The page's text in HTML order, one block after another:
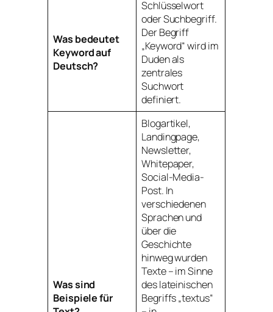
Was bedeutet
Keyword auf
Deutsch?
Schlüsselwort
oder Suchbegriff.
Der Begriff
„Keyword“ wird im
Duden als
zentrales
Suchwort
definiert.
Was sind
Beispiele für
Blogartikel,
Landingpage,
Newsletter,
Whitepaper,
Social-Media-
Post. In
verschiedenen
Sprachen und
über die
Geschichte
hinweg wurden
Texte – im Sinne
des lateinischen
Begriffs „textus“